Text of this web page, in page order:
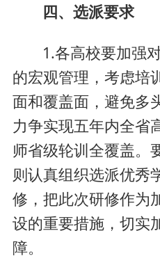
四、选派要求
1.各高校要加强
的宏观管理，考虑培
面和覆盖面，避免多
力争实现五年内全省
师省级轮训全覆盖。
则认真组织选派优秀
修，把此次研修作为
设的重要措施，切实
障。